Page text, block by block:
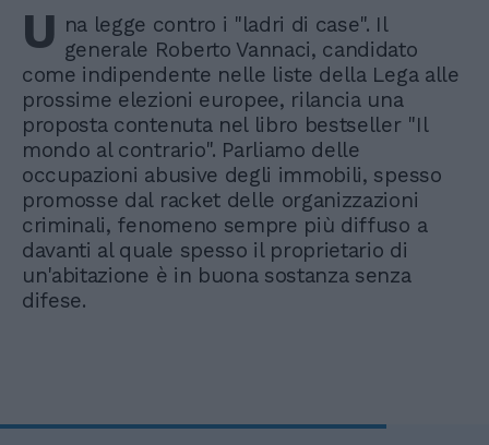
U na legge contro i "ladri di case". Il
generale Roberto Vannaci, candidato
come indipendente nelle liste della Lega alle
prossime elezioni europee, rilancia una
proposta contenuta nel libro bestseller "Il
mondo al contrario". Parliamo delle
occupazioni abusive degli immobili, spesso
promosse dal racket delle organizzazioni
criminali, fenomeno sempre più diffuso a
davanti al quale spesso il proprietario di
un'abitazione è in buona sostanza senza
difese.